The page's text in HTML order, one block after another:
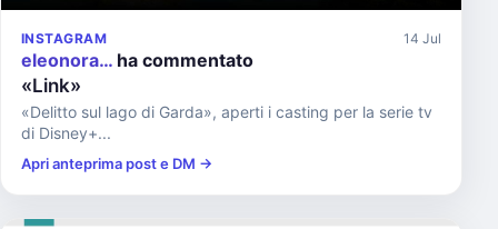
INSTAGRAM 14 Jul
eleonora… ha commentato
«Link»
«Delitto sul lago di Garda», aperti i casting per la serie tv
di Disney+...
Apri anteprima post e DM →